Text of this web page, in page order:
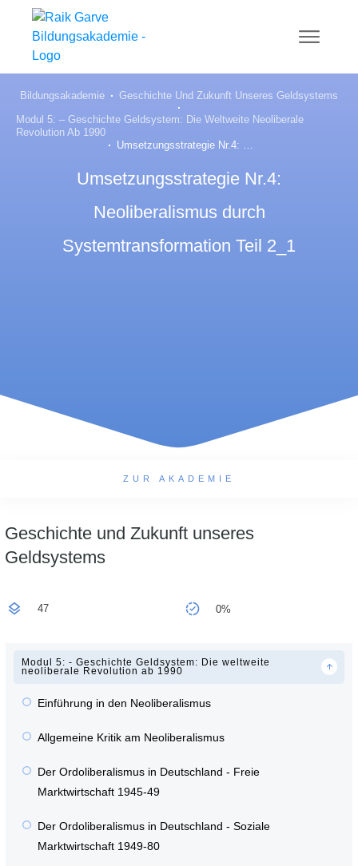
Bildungsakademie
Geschichte Und Zukunft Unseres Geldsystems
Modul 5: – Geschichte Geldsystem: Die Weltweite Neoliberale
Revolution Ab 1990
Umsetzungsstrategie Nr.4: Neoliberalismus durch Systemtransformation Teil 2_1
Umsetzungsstrategie Nr.4:
Neoliberalismus durch
Systemtransformation Teil 2_1
ZUR AKADEMIE
Geschichte und Zukunft unseres
Geldsystems
47 0%
Modul 5: - Geschichte Geldsystem: Die weltweite
neoliberale Revolution ab 1990
Einführung in den Neoliberalismus
Allgemeine Kritik am Neoliberalismus
Der Ordoliberalismus in Deutschland - Freie
Marktwirtschaft 1945-49
Der Ordoliberalismus in Deutschland - Soziale
Marktwirtschaft 1949-80